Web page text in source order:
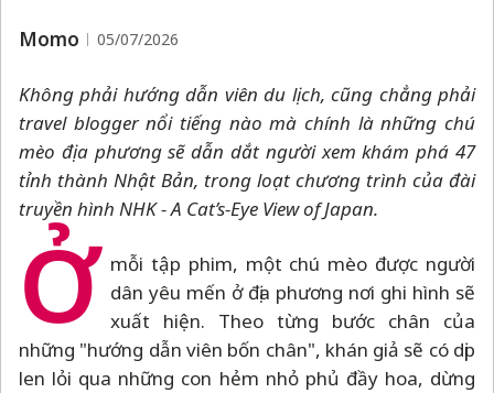
Momo 05/07/2026
Không phải hướng dẫn viên du lịch, cũng chẳng phải
travel blogger nổi tiếng nào mà chính là những chú
mèo địa phương sẽ dẫn dắt người xem khám phá 47
tỉnh thành Nhật Bản, trong loạt chương trình của đài
truyền hình NHK - A Cat’s-Eye View of Japan.
Ở mỗi tập phim, một chú mèo được người
dân yêu mến ở địa phương nơi ghi hình sẽ
xuất hiện. Theo từng bước chân của
những "hướng dẫn viên bốn chân", khán giả sẽ có dịp
len lỏi qua những con hẻm nhỏ phủ đầy hoa, dừng